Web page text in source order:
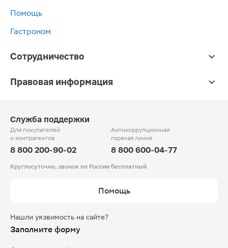
Помощь
Гастроном
Сотрудничество
Правовая информация
Служба поддержки
Для покупателей
и контрагентов
8 800 200-90-02
Антикоррупционная
горячая линия
8 800 600-04-77
Круглосуточно, звонок по России бесплатный
Помощь
Нашли уязвимость на сайте?
Заполните форму